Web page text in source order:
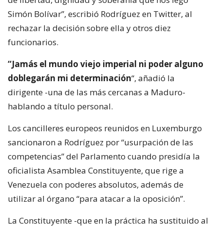
Simón Bolívar”, escribió Rodríguez en Twitter, al
rechazar la decisión sobre ella y otros diez
funcionarios.
“Jamás el mundo viejo imperial ni poder alguno
doblegarán mi determinación“, añadió la
dirigente -una de las más cercanas a Maduro-
hablando a título personal.
Los cancilleres europeos reunidos en Luxemburgo
sancionaron a Rodríguez por “usurpación de las
competencias” del Parlamento cuando presidía la
oficialista Asamblea Constituyente, que rige a
Venezuela con poderes absolutos, además de
utilizar al órgano “para atacar a la oposición”.
La Constituyente -que en la práctica ha sustituido al